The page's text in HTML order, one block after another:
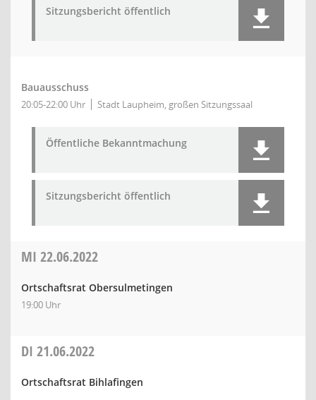
Sitzungsbericht öffentlich
Bauausschuss
20:05-22:00 Uhr Stadt Laupheim, großen Sitzungssaal
Öffentliche Bekanntmachung
Sitzungsbericht öffentlich
MI 22.06.2022
Ortschaftsrat Obersulmetingen
19:00 Uhr
DI 21.06.2022
Ortschaftsrat Bihlafingen